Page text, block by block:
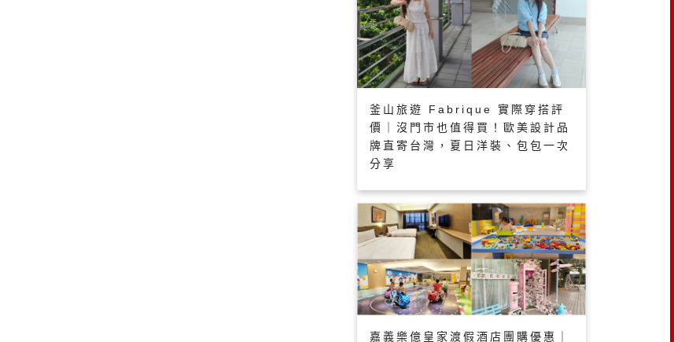
釜山旅遊 Fabrique 實際穿搭評
價｜沒門市也值得買！歐美設計品
牌直寄台灣，夏日洋裝、包包一次
分享
嘉義樂億皇家渡假酒店團購優惠｜